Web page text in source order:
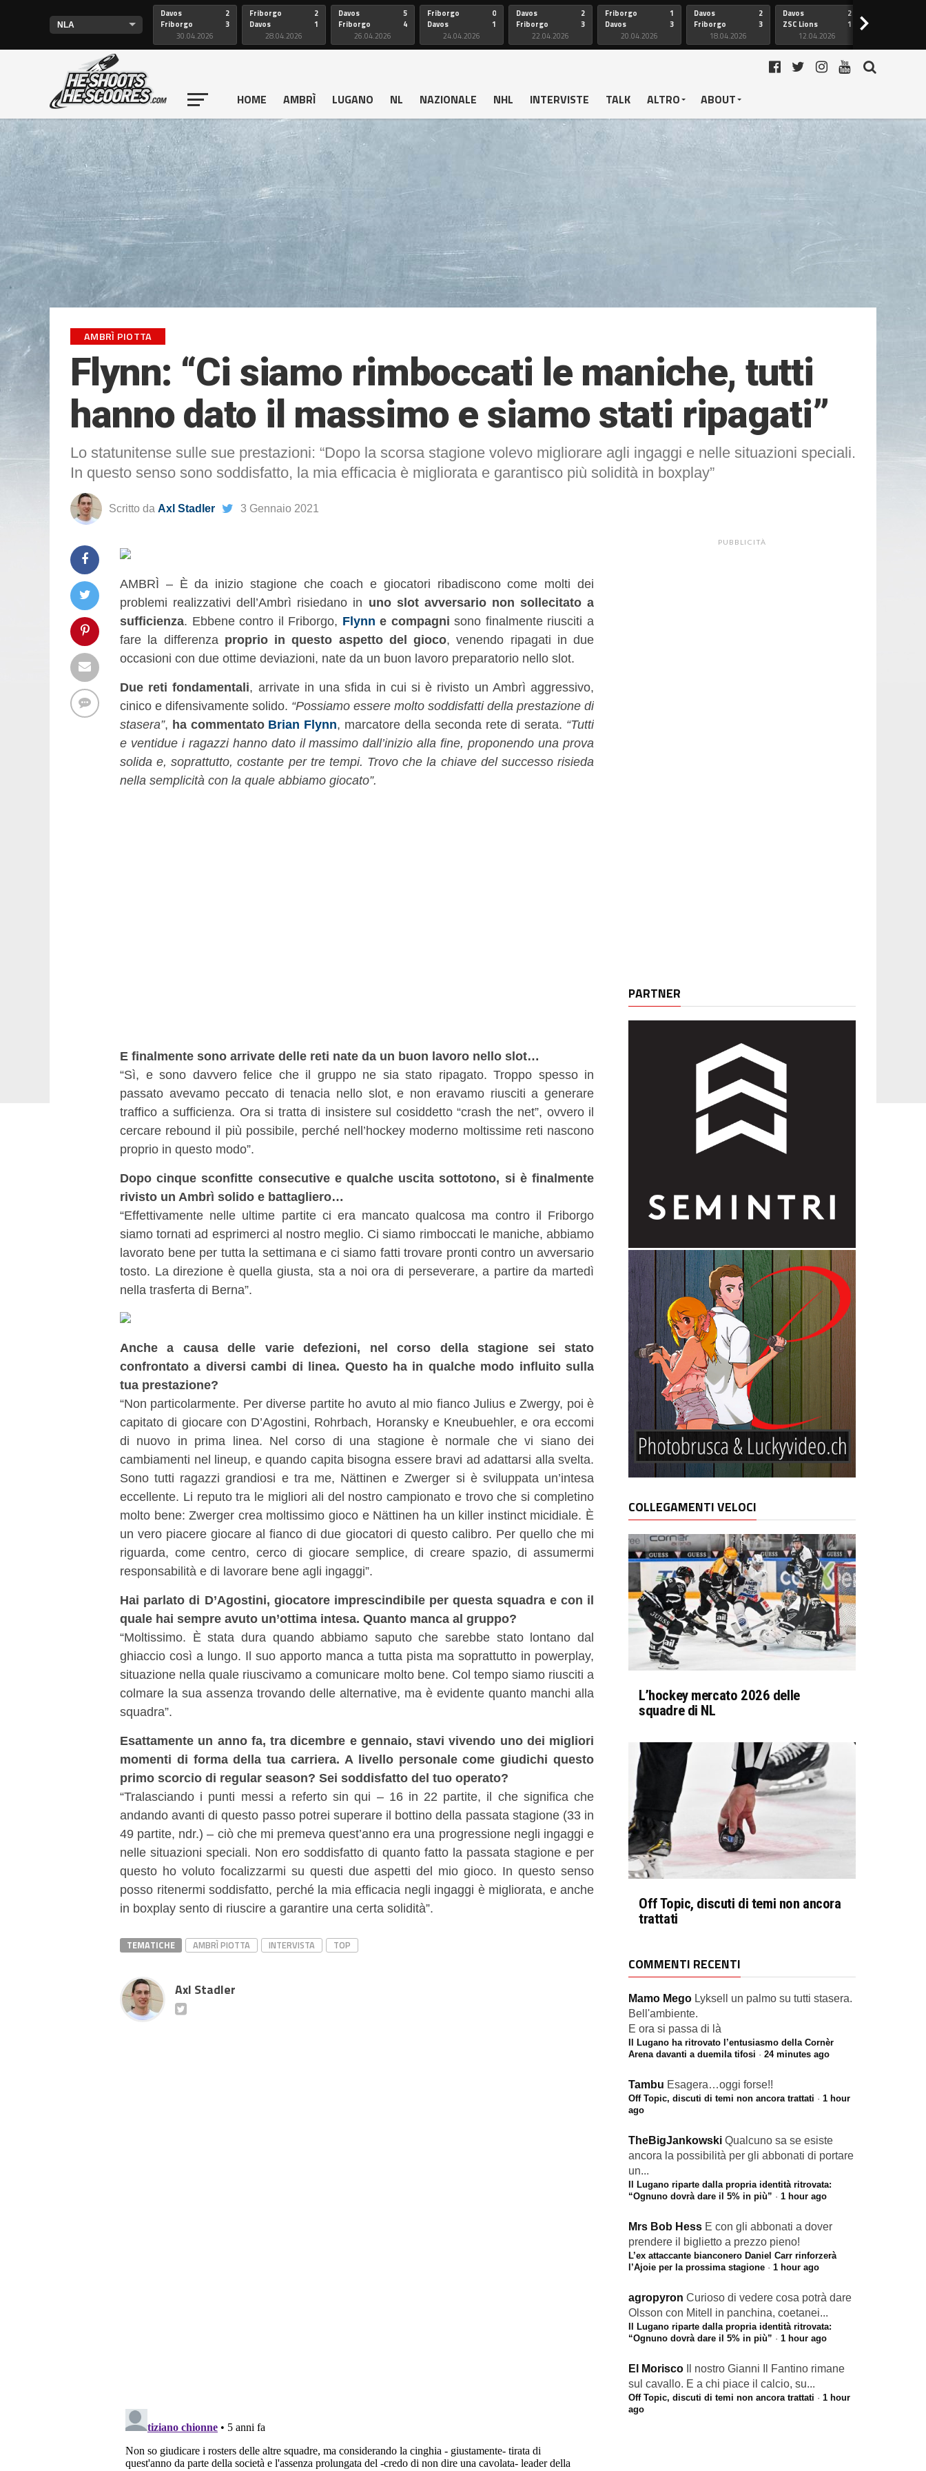
Davos
Friborgo
2
3
30.04.2026
Friborgo
Davos
2
1
28.04.2026
Davos
Friborgo
5
4
26.04.2026
Friborgo
Davos
0
1
24.04.2026
Davos
Friborgo
2
3
22.04.2026
Friborgo
Davos
1
3
20.04.2026
Davos
Friborgo
2
3
18.04.2026
Davos
ZSC Lions
2
1
12.04.2026
>
HOME AMBRÌ LUGANO NL NAZIONALE NHL INTERVISTE TALK ALTRO ABOUT
AMBRÌ PIOTTA
Flynn: “Ci siamo rimboccati le maniche, tutti
hanno dato il massimo e siamo stati ripagati”
Lo statunitense sulle sue prestazioni: “Dopo la scorsa stagione volevo migliorare agli ingaggi e nelle situazioni speciali.
In questo senso sono soddisfatto, la mia efficacia è migliorata e garantisco più solidità in boxplay”
Scritto da Axl Stadler 3 Gennaio 2021
AMBRÌ – È da inizio stagione che coach e giocatori ribadiscono come molti dei
problemi realizzativi dell’Ambrì risiedano in uno slot avversario non sollecitato a
sufficienza. Ebbene contro il Friborgo, Flynn e compagni sono finalmente riusciti a
fare la differenza proprio in questo aspetto del gioco, venendo ripagati in due
occasioni con due ottime deviazioni, nate da un buon lavoro preparatorio nello slot.
Due reti fondamentali, arrivate in una sfida in cui si è rivisto un Ambrì aggressivo,
cinico e difensivamente solido. “Possiamo essere molto soddisfatti della prestazione di
stasera”, ha commentato Brian Flynn, marcatore della seconda rete di serata. “Tutti
e ventidue i ragazzi hanno dato il massimo dall’inizio alla fine, proponendo una prova
solida e, soprattutto, costante per tre tempi. Trovo che la chiave del successo risieda
nella semplicità con la quale abbiamo giocato”.
E finalmente sono arrivate delle reti nate da un buon lavoro nello slot…
“Sì, e sono davvero felice che il gruppo ne sia stato ripagato. Troppo spesso in
passato avevamo peccato di tenacia nello slot, e non eravamo riusciti a generare
traffico a sufficienza. Ora si tratta di insistere sul cosiddetto “crash the net”, ovvero il
cercare rebound il più possibile, perché nell’hockey moderno moltissime reti nascono
proprio in questo modo”.
Dopo cinque sconfitte consecutive e qualche uscita sottotono, si è finalmente
rivisto un Ambrì solido e battagliero…
“Effettivamente nelle ultime partite ci era mancato qualcosa ma contro il Friborgo
siamo tornati ad esprimerci al nostro meglio. Ci siamo rimboccati le maniche, abbiamo
lavorato bene per tutta la settimana e ci siamo fatti trovare pronti contro un avversario
tosto. La direzione è quella giusta, sta a noi ora di perseverare, a partire da martedì
nella trasferta di Berna”.
Anche a causa delle varie defezioni, nel corso della stagione sei stato
confrontato a diversi cambi di linea. Questo ha in qualche modo influito sulla
tua prestazione?
“Non particolarmente. Per diverse partite ho avuto al mio fianco Julius e Zwergy, poi è
capitato di giocare con D’Agostini, Rohrbach, Horansky e Kneubuehler, e ora eccomi
di nuovo in prima linea. Nel corso di una stagione è normale che vi siano dei
cambiamenti nel lineup, e quando capita bisogna essere bravi ad adattarsi alla svelta.
Sono tutti ragazzi grandiosi e tra me, Nättinen e Zwerger si è sviluppata un’intesa
eccellente. Li reputo tra le migliori ali del nostro campionato e trovo che si completino
molto bene: Zwerger crea moltissimo gioco e Nättinen ha un killer instinct micidiale. È
un vero piacere giocare al fianco di due giocatori di questo calibro. Per quello che mi
riguarda, come centro, cerco di giocare semplice, di creare spazio, di assumermi
responsabilità e di lavorare bene agli ingaggi”.
Hai parlato di D’Agostini, giocatore imprescindibile per questa squadra e con il
quale hai sempre avuto un’ottima intesa. Quanto manca al gruppo?
“Moltissimo. È stata dura quando abbiamo saputo che sarebbe stato lontano dal
ghiaccio così a lungo. Il suo apporto manca a tutta pista ma soprattutto in powerplay,
situazione nella quale riuscivamo a comunicare molto bene. Col tempo siamo riusciti a
colmare la sua assenza trovando delle alternative, ma è evidente quanto manchi alla
squadra”.
Esattamente un anno fa, tra dicembre e gennaio, stavi vivendo uno dei migliori
momenti di forma della tua carriera. A livello personale come giudichi questo
primo scorcio di regular season? Sei soddisfatto del tuo operato?
“Tralasciando i punti messi a referto sin qui – 16 in 22 partite, il che significa che
andando avanti di questo passo potrei superare il bottino della passata stagione (33 in
49 partite, ndr.) – ciò che mi premeva quest’anno era una progressione negli ingaggi e
nelle situazioni speciali. Non ero soddisfatto di quanto fatto la passata stagione e per
questo ho voluto focalizzarmi su questi due aspetti del mio gioco. In questo senso
posso ritenermi soddisfatto, perché la mia efficacia negli ingaggi è migliorata, e anche
in boxplay sento di riuscire a garantire una certa solidità”.
TEMATICHE AMBRÌ PIOTTA INTERVISTA TOP
Axl Stadler
PUBBLICITÀ
PARTNER
COLLEGAMENTI VELOCI
L’hockey mercato 2026 delle
squadre di NL
Off Topic, discuti di temi non ancora
trattati
COMMENTI RECENTI
Mamo Mego Lyksell un palmo su tutti stasera.
Bell'ambiente.
E ora si passa di là
Il Lugano ha ritrovato l’entusiasmo della Cornèr
Arena davanti a duemila tifosi · 24 minutes ago
Tambu Esagera…oggi forse!!
Off Topic, discuti di temi non ancora trattati · 1 hour
ago
TheBigJankowski Qualcuno sa se esiste
ancora la possibilità per gli abbonati di portare
un...
Il Lugano riparte dalla propria identità ritrovata:
“Ognuno dovrà dare il 5% in più” · 1 hour ago
Mrs Bob Hess E con gli abbonati a dover
prendere il biglietto a prezzo pieno!
L’ex attaccante bianconero Daniel Carr rinforzerà
l’Ajoie per la prossima stagione · 1 hour ago
agropyron Curioso di vedere cosa potrà dare
Olsson con Mitell in panchina, coetanei...
Il Lugano riparte dalla propria identità ritrovata:
“Ognuno dovrà dare il 5% in più” · 1 hour ago
El Morisco
Il nostro Gianni Il Fantino rimane
sul cavallo. E a chi piace il calcio, su...
Off Topic, discuti di temi non ancora trattati · 1 hour
ago